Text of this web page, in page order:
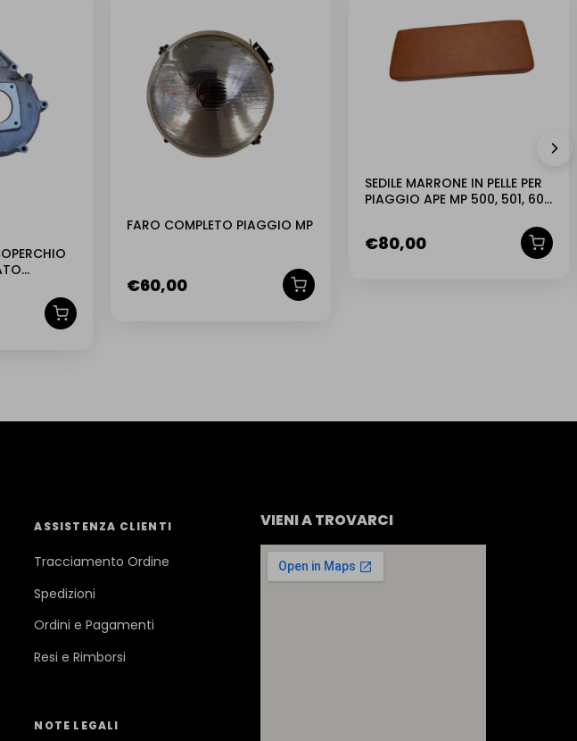
FARO COMPLETO PIAGGIO MP
€60,00
SEDILE MARRONE IN PELLE PER
PIAGGIO APE MP 500, 501, 600
€80,00
ASSISTENZA CLIENTI
Tracciamento Ordine
Spedizioni
Ordini e Pagamenti
Resi e Rimborsi
NOTE LEGALI
VIENI A TROVARCI